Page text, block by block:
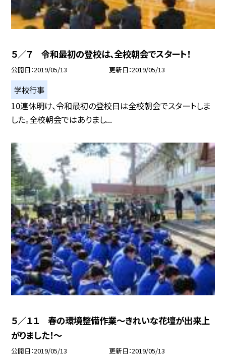
５／７ 令和最初の登校は、全校朝会でスタート！
公開日 2019/05/13 更新日 2019/05/13
学校行事
10連休明け、令和最初の登校日は全校朝会でスタートしま
した。全校朝会ではありまし...
５／１１ 春の環境整備作業〜きれいな花壇が出来上
がりました！〜
公開日 2019/05/13 更新日 2019/05/13